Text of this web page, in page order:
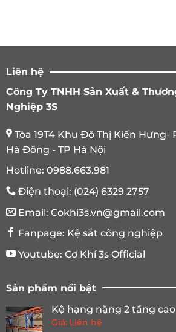
Liên hệ
Công Ty TNHH Sản Xuất &
Nghiệp 3S
Tòa 19T4 Khu Đô Thị Kiến Hưng-
Hà Đông - TP Hà Nội
Hotline: 0988.663.981
Điện thoại: (024) 6329 2757
Email: Cokhi3s.vn@gmail.com
Fanpage: Kệ sắt công nghiệp
Youtube: Cơ Khí 3s Official
Sản phẩm nổi bật
Kệ hạng nặng 2 tầng
Giá: Liên hệ